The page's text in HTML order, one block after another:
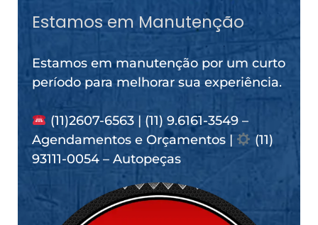
Estamos em Manutenção
Estamos em manutenção por um curto
período para melhorar sua experiência.
(11)2607-6563 | (11) 9.6161-3549 –
Agendamentos e Orçamentos |
(11)
93111-0054 – Autopeças